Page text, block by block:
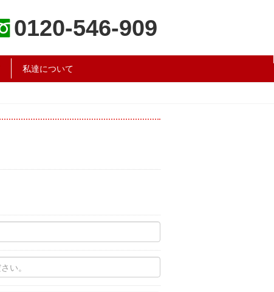
0120-546-909
私達について